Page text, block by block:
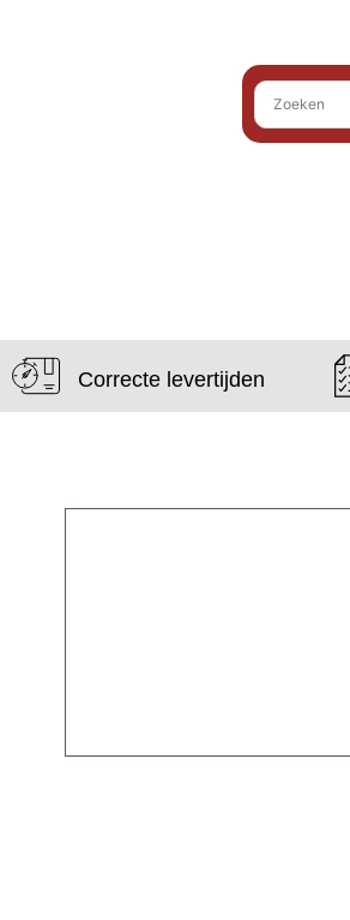
Correcte levertijden